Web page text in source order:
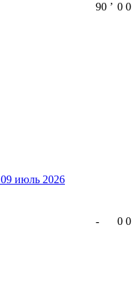
90 ʼ 0 0
09 июль 2026
- 0 0